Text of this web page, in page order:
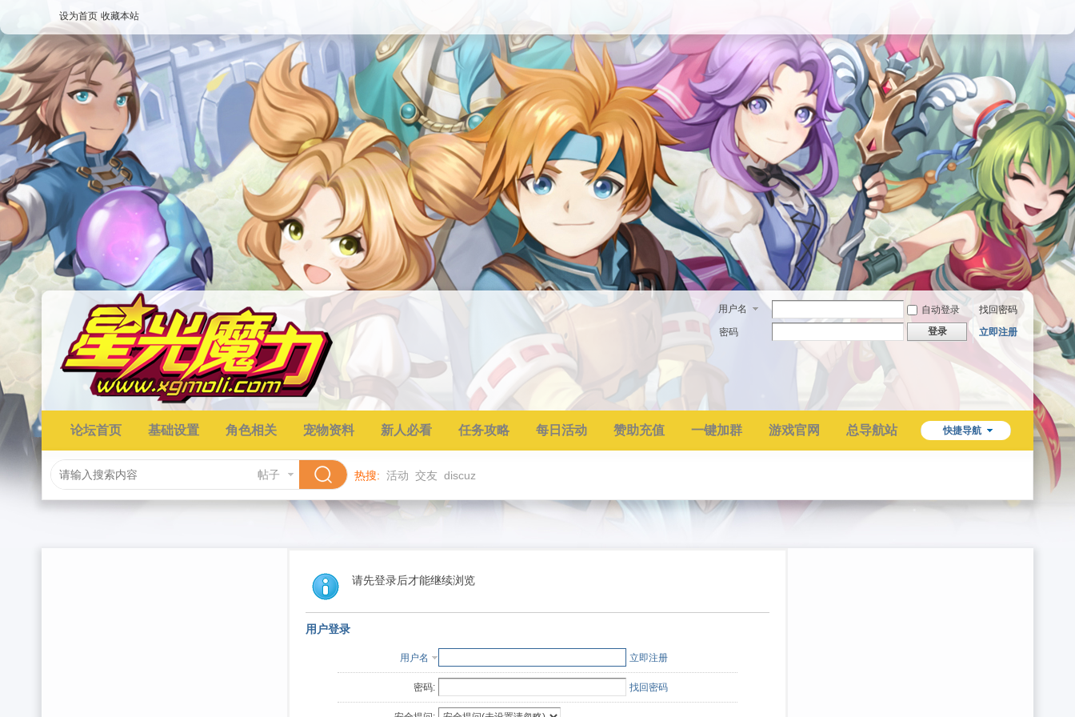
设为首页 收藏本站
用户名 自动登录
找回密码
密码
登录 立即注册
快捷导航
论坛首页 基础设置 角色相关 宠物资料 新人必看 任务攻略 每日活动 赞助充值 一键加群 游戏官网 总导航站
帖子 热搜: 活动 交友 discuz
请先登录后才能继续浏览
用户登录
用户名 立即注册
密码: 找回密码